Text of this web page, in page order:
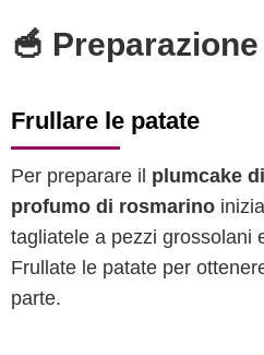
🥣 Preparazione
Frullare le patate
Per preparare il plumcake
profumo di rosmarino
tagliatele a pezzi grossolani
Frullate le patate per
parte.